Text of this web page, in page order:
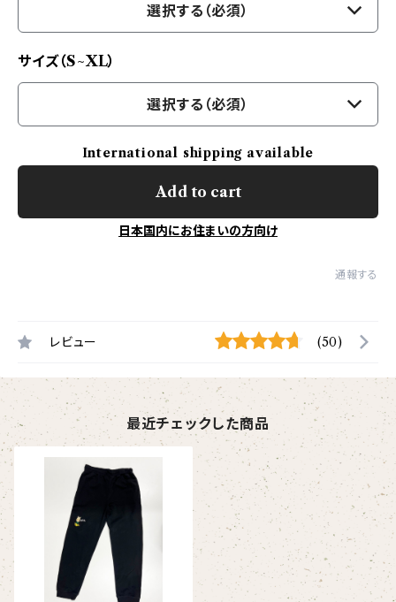
選択する（必須）
サイズ（S~XL）
選択する（必須）
International shipping available
Add to cart
日本国内にお住まいの方向け
通報する
レビュー (50)
最近チェックした商品